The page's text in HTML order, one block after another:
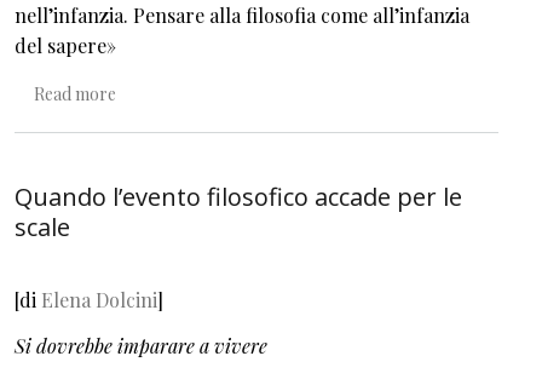
nell’infanzia. Pensare alla filosofia come all’infanzia
del sapere»
Read more
Quando l’evento filosofico accade per le
scale
[di Elena Dolcini]
Si dovrebbe imparare a vivere